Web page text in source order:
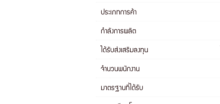
ประเภทการค้า
กำลังการผลิต
ได้รับส่งเสริมลงทุน
จำนวนพนักงาน
มาตรฐานที่ได้รับ